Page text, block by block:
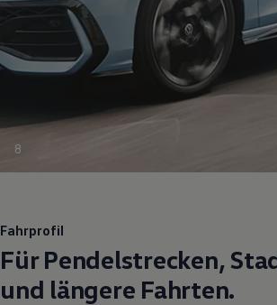
8
Fahrprofil
Für Pendelstrecken,
und längere Fahrten.